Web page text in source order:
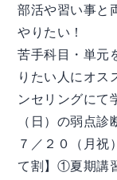
部活や習い事と
やりたい！
苦手科目・単元
りたい人にオス
ンセリングにて
（日）の弱点
７／２０（月祝
て割】①夏期講